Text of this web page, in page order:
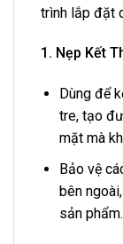
trình lắp đặt
1. Nẹp Kết
Dùng để
tre, tạo
mặt mà
Bảo vệ
bên
sản phẩm.